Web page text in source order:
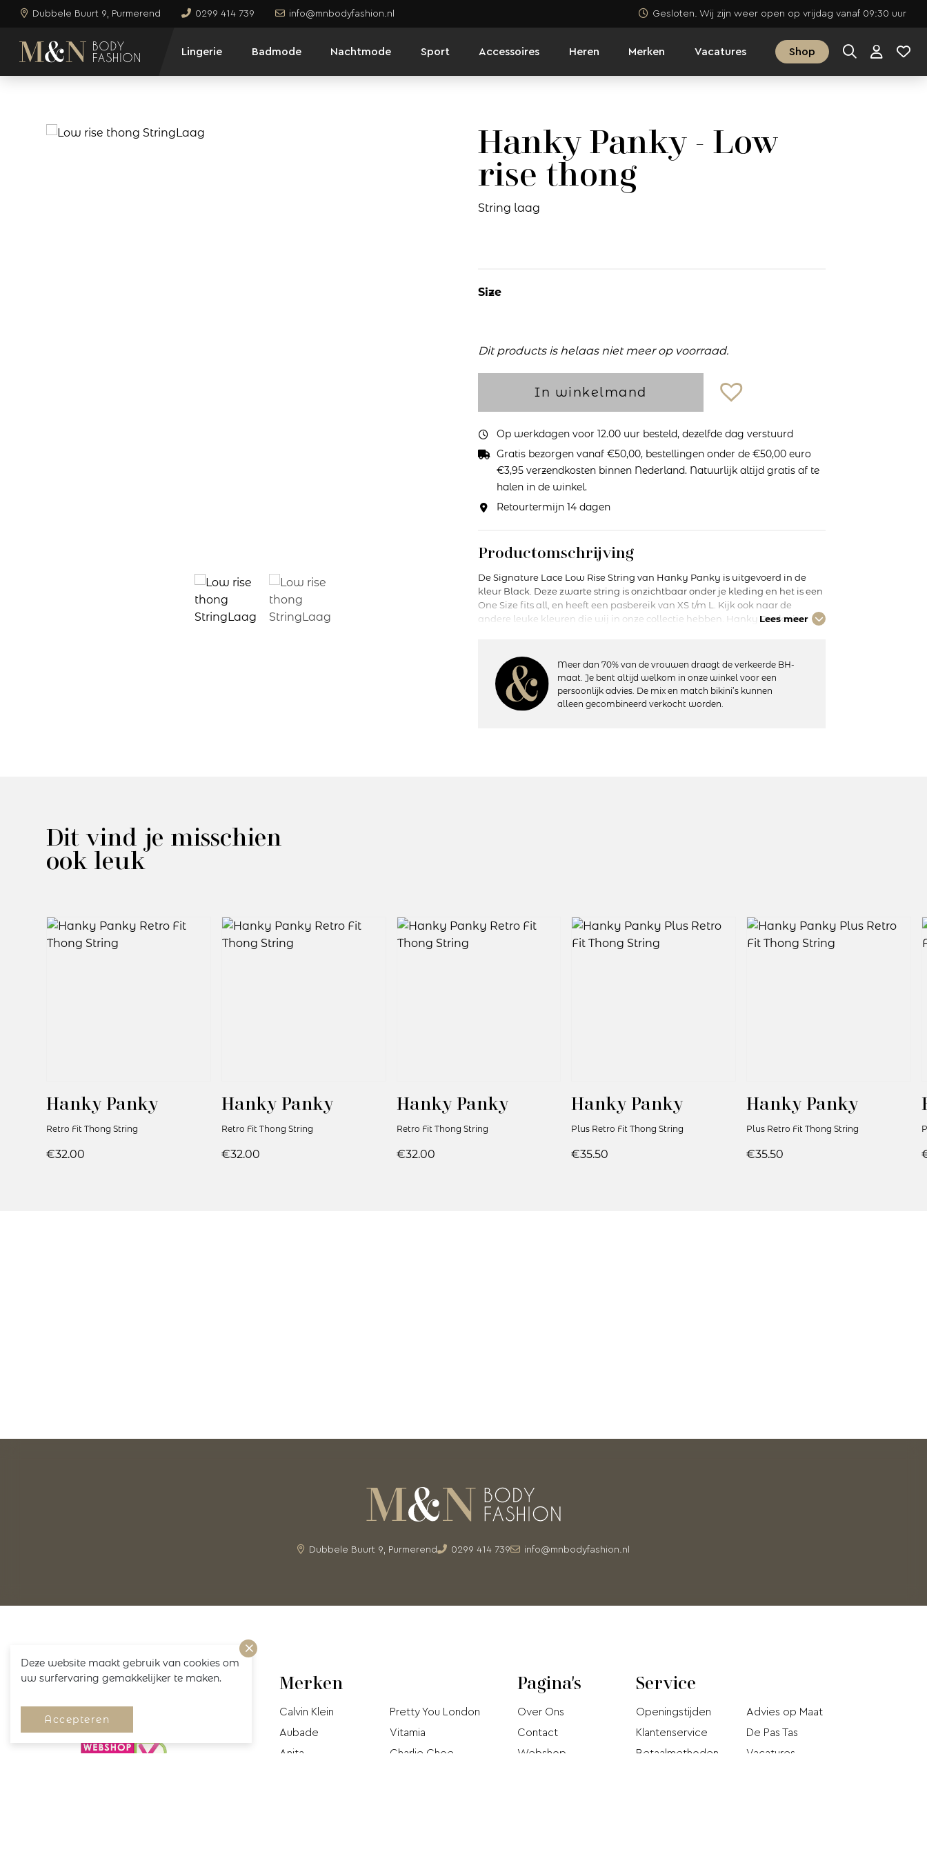
Deze website maakt gebruik van cookies om
uw surfervaring gemakkelijker te maken.
Accepteren
Dubbele Buurt 9, Purmerend 0299 414 739 info@mnbodyfashion.nl Gesloten. Wij zijn weer open op vrijdag vanaf 09:30 uur
Lingerie Badmode Nachtmode Sport Accessoires Heren Merken Vacatures Shop
Hanky Panky - Low
rise thong
String laag
Size
Dit products is helaas niet meer op voorraad.
In winkelmand
Op werkdagen voor 12.00 uur besteld, dezelfde dag verstuurd
Gratis bezorgen vanaf €50,00, bestellingen onder de €50,00 euro
€3,95 verzendkosten binnen Nederland. Natuurlijk altijd gratis af te
halen in de winkel.
Retourtermijn 14 dagen
Productomschrijving
De Signature Lace Low Rise String van Hanky Panky is uitgevoerd in de
kleur Black. Deze zwarte string is onzichtbaar onder je kleding en het is een
One Size fits all, en heeft een pasbereik van XS t/m L. Kijk ook naar de
andere leuke kleuren die wij in onze collectie hebben. Hanky Panky is
Details:
– Heuphoogte: Normaal
– Bedekt de billen gedeeltelijk
Lees meer
Meer dan 70% van de vrouwen draagt de verkeerde BH-
maat. Je bent altijd welkom in onze winkel voor een
persoonlijk advies. De mix en match bikini’s kunnen
alleen gecombineerd verkocht worden.
Dit vind je misschien
ook leuk
Hanky Panky
Retro Fit Thong String
€32.00
Hanky Panky
Retro Fit Thong String
€32.00
Hanky Panky
Retro Fit Thong String
€32.00
Hanky Panky
Plus Retro Fit Thong String
€35.50
Hanky Panky
Plus Retro Fit Thong String
€35.50
Dubbele Buurt 9, Purmerend 0299 414 739 info@mnbodyfashion.nl
Volg ons! Merken
Calvin Klein
Aubade
Anita
Pretty You London
Vitamia
Charlie Choe
Pagina's
Over Ons
Contact
Webshop
Service
Openingstijden
Klantenservice
Betaalmethoden
Advies op Maat
De Pas Tas
Vacatures